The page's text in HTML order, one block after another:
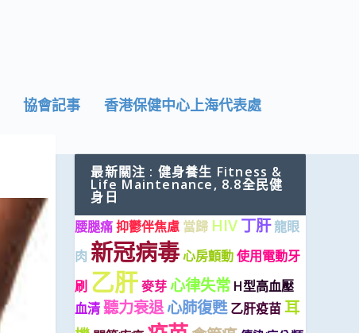
協會記事 香港保健中心上海代表處
最新關注 : 健身養生 Fitness &
Life Maintenance, 8.8全民健
身日
腰腿痛抑鬱伴焦慮 當歸 HIV丁肝龍眼
肉 新冠病毒心房顫動使用電動牙
刷 乙肝麥芽心律失常 H型高血壓
血清聽力衰退心肺復甦 乙肝疫苗 耳